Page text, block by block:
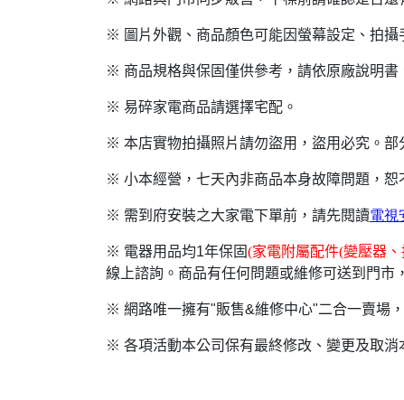
※ 圖片外觀、商品顏色可能因螢幕設定、拍攝
※ 商品規格與保固僅供參考，請依原廠說明書
※ 易碎家電商品請選擇宅配。
※ 本店實物拍攝照片請勿盜用，盜用必究。部
※ 小本經營，七天內非商品本身故障問題，恕
※ 需到府安裝之大家電下單前，請先閱讀電視
※ 電器用品均1年保固(家電附屬配件(變壓器
線上諮詢。商品有任何問題或維修可送到門市
※ 網路唯一擁有"販售&維修中心"二合一賣場
※ 各項活動本公司保有最終修改、變更及取消